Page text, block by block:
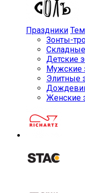
Праздники
Зонты-
Детские
Мужские
Элитные
Женские